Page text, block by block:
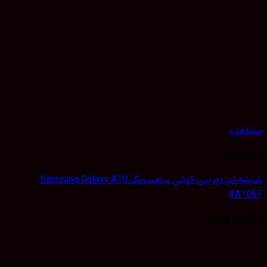
شیشه لنز دوربین گوشی سامسونگ Samsung Galaxy A10